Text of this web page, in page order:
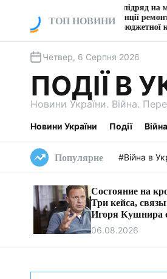
м
ТОП НОВИНИ
підряд на мільйони»: дороги в
конкуренції ремонтуватиме фірма
бюджетної комісії Ізмаїла.
Четвер, 6 Серпня 2026
ПОДІЇ В
Новини України. Війна.
Новини України Події Війна
Популярне #Війна в
Состояние на
Три кейса,
Игоря Кушнира
Виктором
06.08.2026